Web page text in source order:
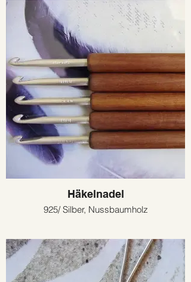
Häkelnadel
925/ Silber, Nussbaumholz